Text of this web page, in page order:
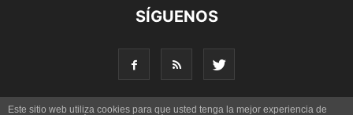
SÍGUENOS
Este sitio web utiliza cookies para que usted tenga la mejor experiencia de